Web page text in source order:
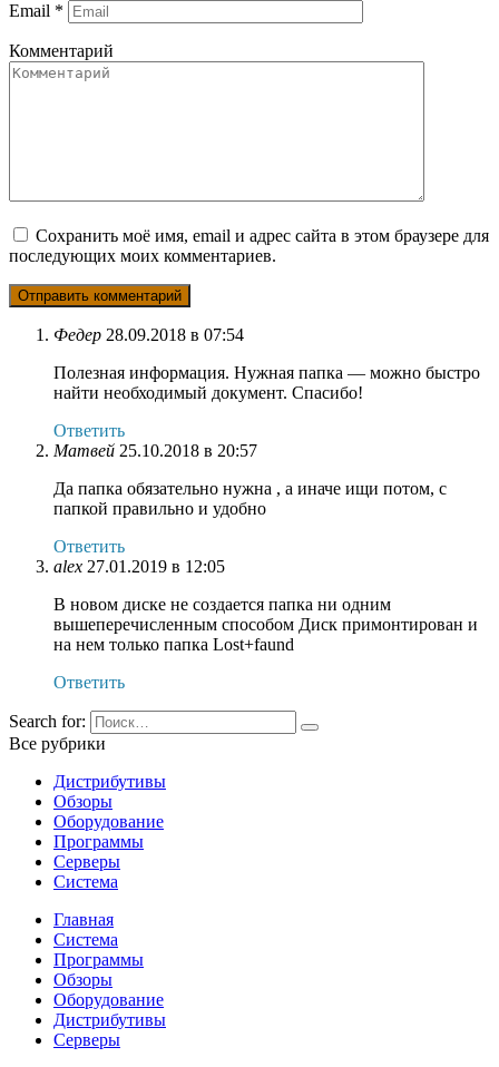
Email *
Комментарий
Сохранить моё имя, email и адрес сайта в этом браузере для
последующих моих комментариев.
Федер 28.09.2018 в 07:54
Полезная информация. Нужная папка — можно быстро
найти необходимый документ. Спасибо!
Ответить
Матвей 25.10.2018 в 20:57
Да папка обязательно нужна , а иначе ищи потом, с
папкой правильно и удобно
Ответить
alex 27.01.2019 в 12:05
В новом диске не создается папка ни одним
вышеперечисленным способом Диск примонтирован и
на нем только папка Lost+faund
Ответить
Search for:
Все рубрики
Дистрибутивы
Обзоры
Оборудование
Программы
Серверы
Система
Главная
Система
Программы
Обзоры
Оборудование
Дистрибутивы
Серверы